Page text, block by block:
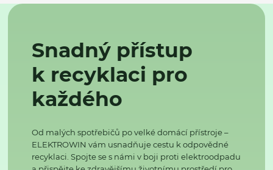
Snadný přístup
k recyklaci pro
každého
Od malých spotřebičů po velké domácí přístroje –
ELEKTROWIN vám usnadňuje cestu k odpovědné
recyklaci. Spojte se s námi v boji proti elektroodpadu